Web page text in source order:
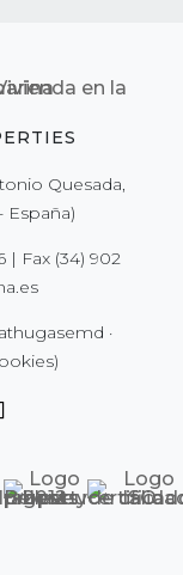
Quesada,
España)
| Fax (34) 902
·